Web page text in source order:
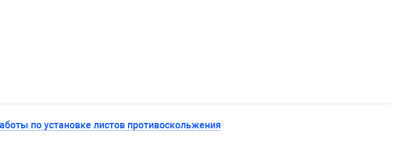
по установке листов противоскольжения